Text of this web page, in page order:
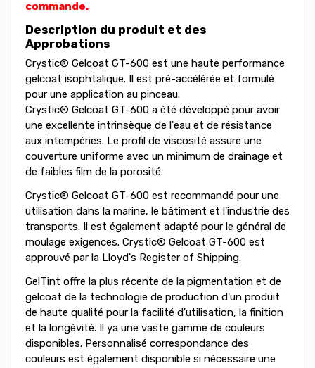
commande.
Description du produit et des
Approbations
Crystic® Gelcoat GT-600 est une haute performance
gelcoat isophtalique. Il est pré-accélérée et formulé
pour une application au pinceau.
Crystic® Gelcoat GT-600 a été développé pour avoir
une excellente intrinsèque de l'eau et de résistance
aux intempéries. Le profil de viscosité assure une
couverture uniforme avec un minimum de drainage et
de faibles film de la porosité.
Crystic® Gelcoat GT-600 est recommandé pour une
utilisation dans la marine, le bâtiment et l'industrie des
transports. Il est également adapté pour le général de
moulage exigences. Crystic® Gelcoat GT-600 est
approuvé par la Lloyd's Register of Shipping.
GelTint offre la plus récente de la pigmentation et de
gelcoat de la technologie de production d'un produit
de haute qualité pour la facilité d'utilisation, la finition
et la longévité. Il ya une vaste gamme de couleurs
disponibles. Personnalisé correspondance des
couleurs est également disponible si nécessaire une